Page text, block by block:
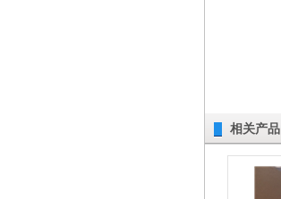
相关产品